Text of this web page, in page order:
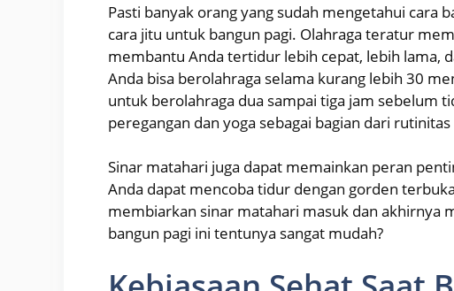
Pasti banyak orang yang sudah mengetahui cara
cara jitu untuk bangun pagi. Olahraga teratur
membantu Anda tertidur lebih cepat, lebih lama,
Anda bisa berolahraga selama kurang lebih 30
untuk berolahraga dua sampai tiga jam sebelum
peregangan dan yoga sebagai bagian dari
Sinar matahari juga dapat memainkan peran
Anda dapat mencoba tidur dengan gorden
membiarkan sinar matahari masuk dan akhirnya
bangun pagi ini tentunya sangat mudah?